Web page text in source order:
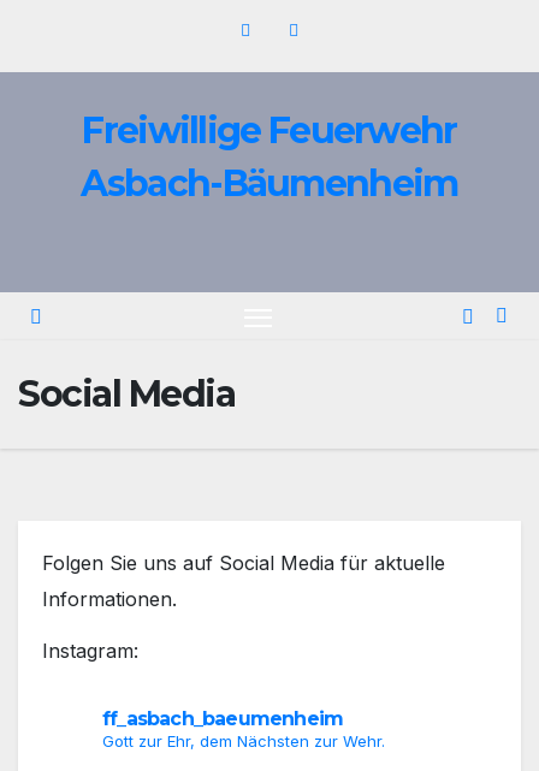
Freiwillige Feuerwehr
Asbach-Bäumenheim
Social Media
Folgen Sie uns auf Social Media für aktuelle
Informationen.
Instagram:
ff_asbach_baeumenheim
Gott zur Ehr, dem Nächsten zur Wehr.